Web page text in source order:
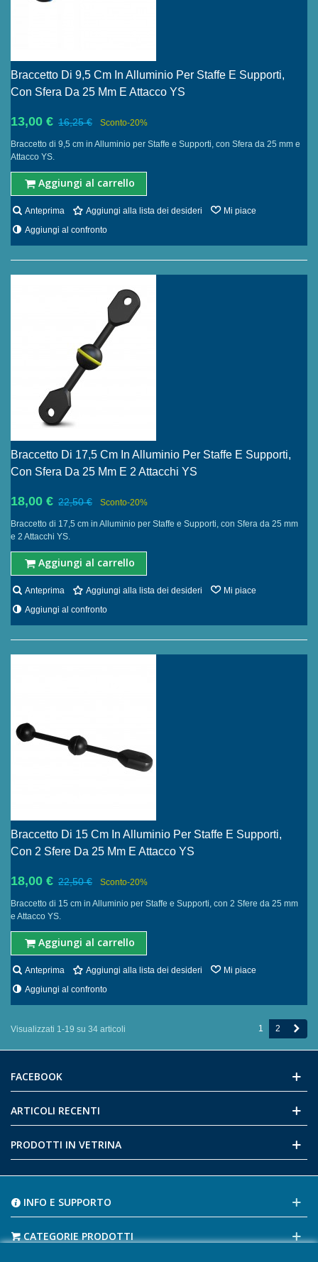
Braccetto Di 9,5 Cm In Alluminio Per Staffe E Supporti,
Con Sfera Da 25 Mm E Attacco YS
13,00 € 16,25 € Sconto-20%
Braccetto di 9,5 cm in Alluminio per Staffe e Supporti, con Sfera da 25 mm e
Attacco YS.
Aggiungi al carrello
Anteprima Aggiungi alla lista dei desideri
Mi piace
Aggiungi al confronto
Braccetto Di 17,5 Cm In Alluminio Per Staffe E Supporti,
Con Sfera Da 25 Mm E 2 Attacchi YS
18,00 € 22,50 € Sconto-20%
Braccetto di 17,5 cm in Alluminio per Staffe e Supporti, con Sfera da 25 mm
e 2 Attacchi YS.
Aggiungi al carrello
Anteprima Aggiungi alla lista dei desideri
Mi piace
Aggiungi al confronto
Braccetto Di 15 Cm In Alluminio Per Staffe E Supporti,
Con 2 Sfere Da 25 Mm E Attacco YS
18,00 € 22,50 € Sconto-20%
Braccetto di 15 cm in Alluminio per Staffe e Supporti, con 2 Sfere da 25 mm
e Attacco YS.
Aggiungi al carrello
Anteprima Aggiungi alla lista dei desideri
Mi piace
Aggiungi al confronto
Visualizzati 1-19 su 34 articoli 1 2
FACEBOOK
ARTICOLI RECENTI
PRODOTTI IN VETRINA
INFO E SUPPORTO
CATEGORIE PRODOTTI